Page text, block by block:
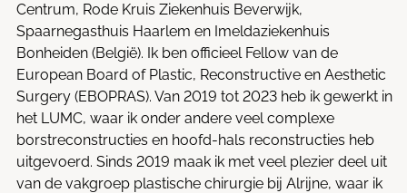
Centrum, Rode Kruis Ziekenhuis Beverwijk,
Spaarnegasthuis Haarlem en Imeldaziekenhuis
Bonheiden (België). Ik ben officieel Fellow van de
European Board of Plastic, Reconstructive en Aesthetic
Surgery (EBOPRAS). Van 2019 tot 2023 heb ik gewerkt in
het LUMC, waar ik onder andere veel complexe
borstreconstructies en hoofd-hals reconstructies heb
uitgevoerd. Sinds 2019 maak ik met veel plezier deel uit
van de vakgroep plastische chirurgie bij Alrijne, waar ik